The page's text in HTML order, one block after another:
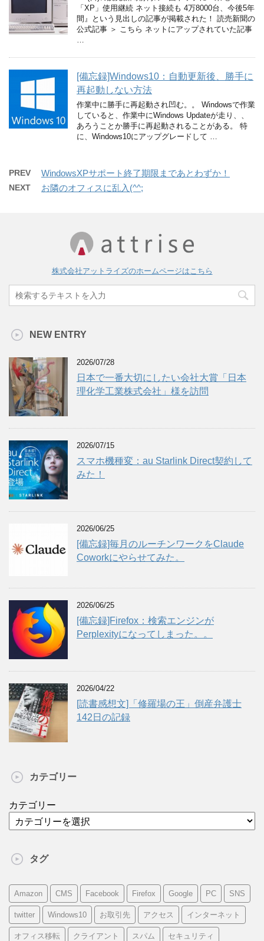
「XP」使用継続 ネット接続も 4万8000台、今後5年
間』という見出しの記事が掲載された！ 読売新聞の
公式記事 ＞ こちら ネットにアップされていた記事
…
[備忘録]Windows10：自動更新後、勝手に
再起動しない方法
作業中に勝手に再起動され凹む。。 Windowsで作業
していると、作業中にWindows Updateが走り、、
あろうことか勝手に再起動されることがある。 特
に、Windows10にアップグレードして …
PREV WindowsXPサポート終了期限まであとわずか！
NEXT お隣のオフィスに乱入(^^;
株式会社アットライズのホームページはこちら
NEW ENTRY
2026/07/28
日本で一番大切にしたい会社大賞「日本
理化学工業株式会社」様を訪問
2026/07/15
スマホ機種変：au Starlink Direct契約して
みた！
2026/06/25
[備忘録]毎月のルーチンワークをClaude
Coworkにやらせてみた。
2026/06/25
[備忘録]Firefox：検索エンジンが
Perplexityになってしまった。。
2026/04/22
[読書感想文]「修羅場の王」倒産弁護士
142日の記録
カテゴリー
カテゴリー
タグ
Amazon CMS Facebook Firefox Google PC SNS
twitter Windows10 お取引先 アクセス インターネット
オフィス移転 クライアント スパム セキュリティ